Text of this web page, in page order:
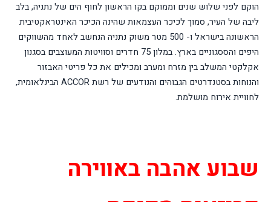
הוקם לפני שלוש שנים וממוקם בקו הראשון לחוף הים של נתניה, בלב
ליבה של העיר, סמוך לכיכר העצמאות שהינה הכיכר האינטראקטיבית
הראשונה בישראל ו- 500 מטר משוק נתניה הנחשב לאחד מהשווקים
היפים והססגוניים בארץ. במלון75 חדרים וסוויטות המעוצבים בסגנון
אקלקטי המשלב בין מזרח ומערב ומכילים את כל פריטי האבזור
והנוחות בסטנדרטים הגבוהים והנודעים של רשתACCOR הבינלאומית,
לחוויית אירוח מושלמת.
שבוע אהבה באווירה